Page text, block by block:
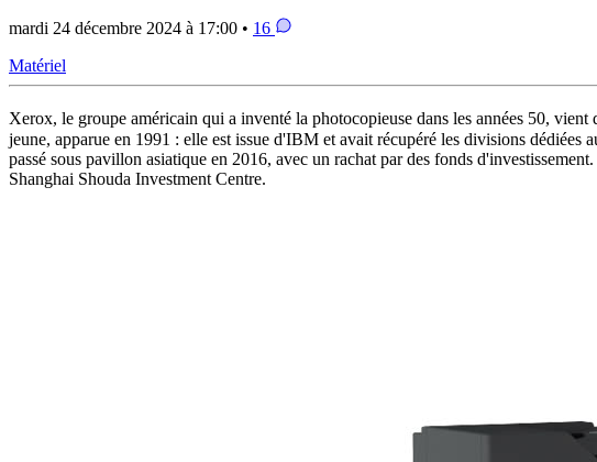
mardi 24 décembre 2024 à 17:00 • 16
Matériel
Xerox, le groupe américain qui a inventé la photocopieuse dans les années 50,
jeune, apparue en 1991 : elle est issue d'IBM et avait récupéré les divisions
passé sous pavillon asiatique en 2016, avec un rachat par des fonds
Shanghai Shouda Investment Centre.